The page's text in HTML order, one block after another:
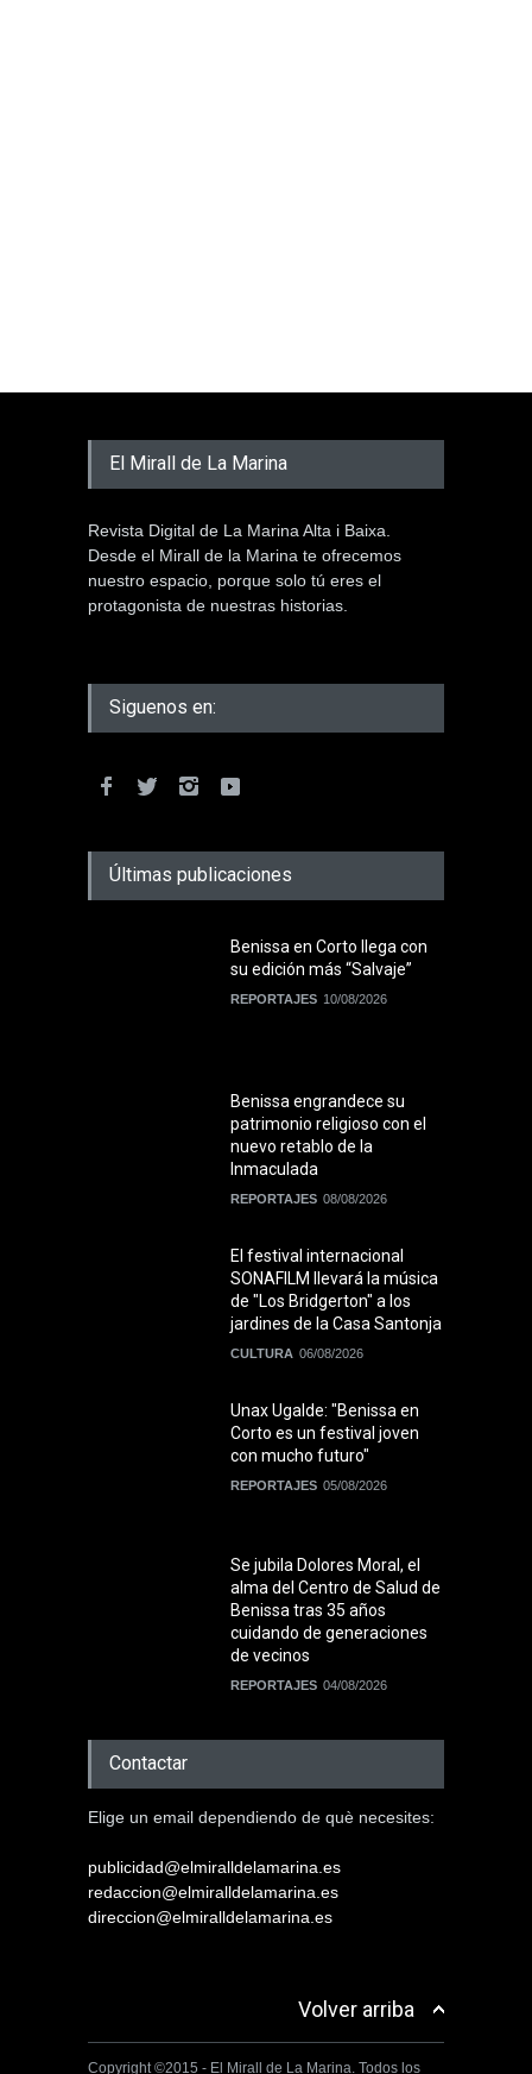
El Mirall de La Marina
Revista Digital de La Marina Alta i Baixa.
Desde el Mirall de la Marina te ofrecemos
nuestro espacio, porque solo tú eres el
protagonista de nuestras historias.
Siguenos en:
Últimas publicaciones
Benissa en Corto llega con
su edición más “Salvaje”
REPORTAJES 10/08/2026
Benissa engrandece su
patrimonio religioso con el
nuevo retablo de la
Inmaculada
REPORTAJES 08/08/2026
El festival internacional
SONAFILM llevará la música
de "Los Bridgerton" a los
jardines de la Casa Santonja
CULTURA 06/08/2026
Unax Ugalde: "Benissa en
Corto es un festival joven
con mucho futuro"
REPORTAJES 05/08/2026
Se jubila Dolores Moral, el
alma del Centro de Salud de
Benissa tras 35 años
cuidando de generaciones
de vecinos
REPORTAJES 04/08/2026
Contactar
Elige un email dependiendo de què necesites:
publicidad@elmiralldelamarina.es
redaccion@elmiralldelamarina.es
direccion@elmiralldelamarina.es
Volver arriba
Copyright ©2015 - El Mirall de La Marina. Todos los